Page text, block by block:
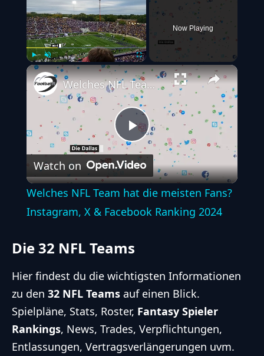
Play Unmute Fullscreen
Now Playing
Play
Video
Welches NFL Team hat die meisten Fans? Instagram, X & Facebook Ranking 2024
Watch on
Welches NFL Team hat die meisten Fans?
Instagram, X & Facebook Ranking 2024
Die 32 NFL Teams
Hier findest du die wichtigsten Informationen
zu den 32 NFL Teams auf einen Blick.
Spielpläne, Stats, Roster, Fantasy Spieler
Rankings, News, Trades, Verpflichtungen,
Entlassungen, Vertragsverlängerungen uvm.